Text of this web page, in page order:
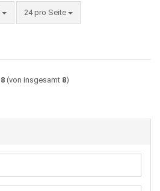
24 pro Seite
pro Seite
8(von insgesamt 8)